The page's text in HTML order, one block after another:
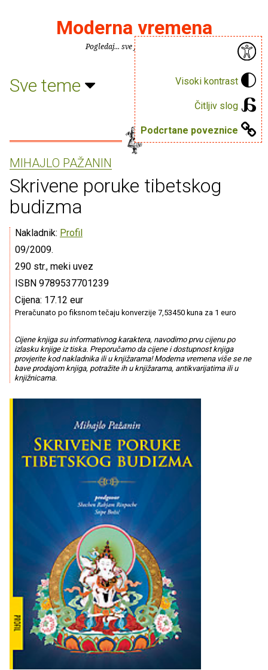
Visoki kontrast
Čitljiv slog
Podcrtane poveznice
Moderna vremena
Pogledaj... sve je puno knjiga.
Sve teme
MIHAJLO PAŽANIN
Skrivene poruke tibetskog
budizma
Nakladnik: Profil
09/2009.
290 str., meki uvez
ISBN 9789537701239
Cijena: 17.12 eur
Preračunato po fiksnom tečaju konverzije 7,53450 kuna za 1 euro
Cijene knjiga su informativnog karaktera, navodimo prvu cijenu po
izlasku knjige iz tiska. Preporučamo da cijene i dostupnost knjiga
provjerite kod nakladnika ili u knjižarama! Moderna vremena više se ne
bave prodajom knjiga, potražite ih u knjižarama, antikvarijatima ili u
knjižnicama.